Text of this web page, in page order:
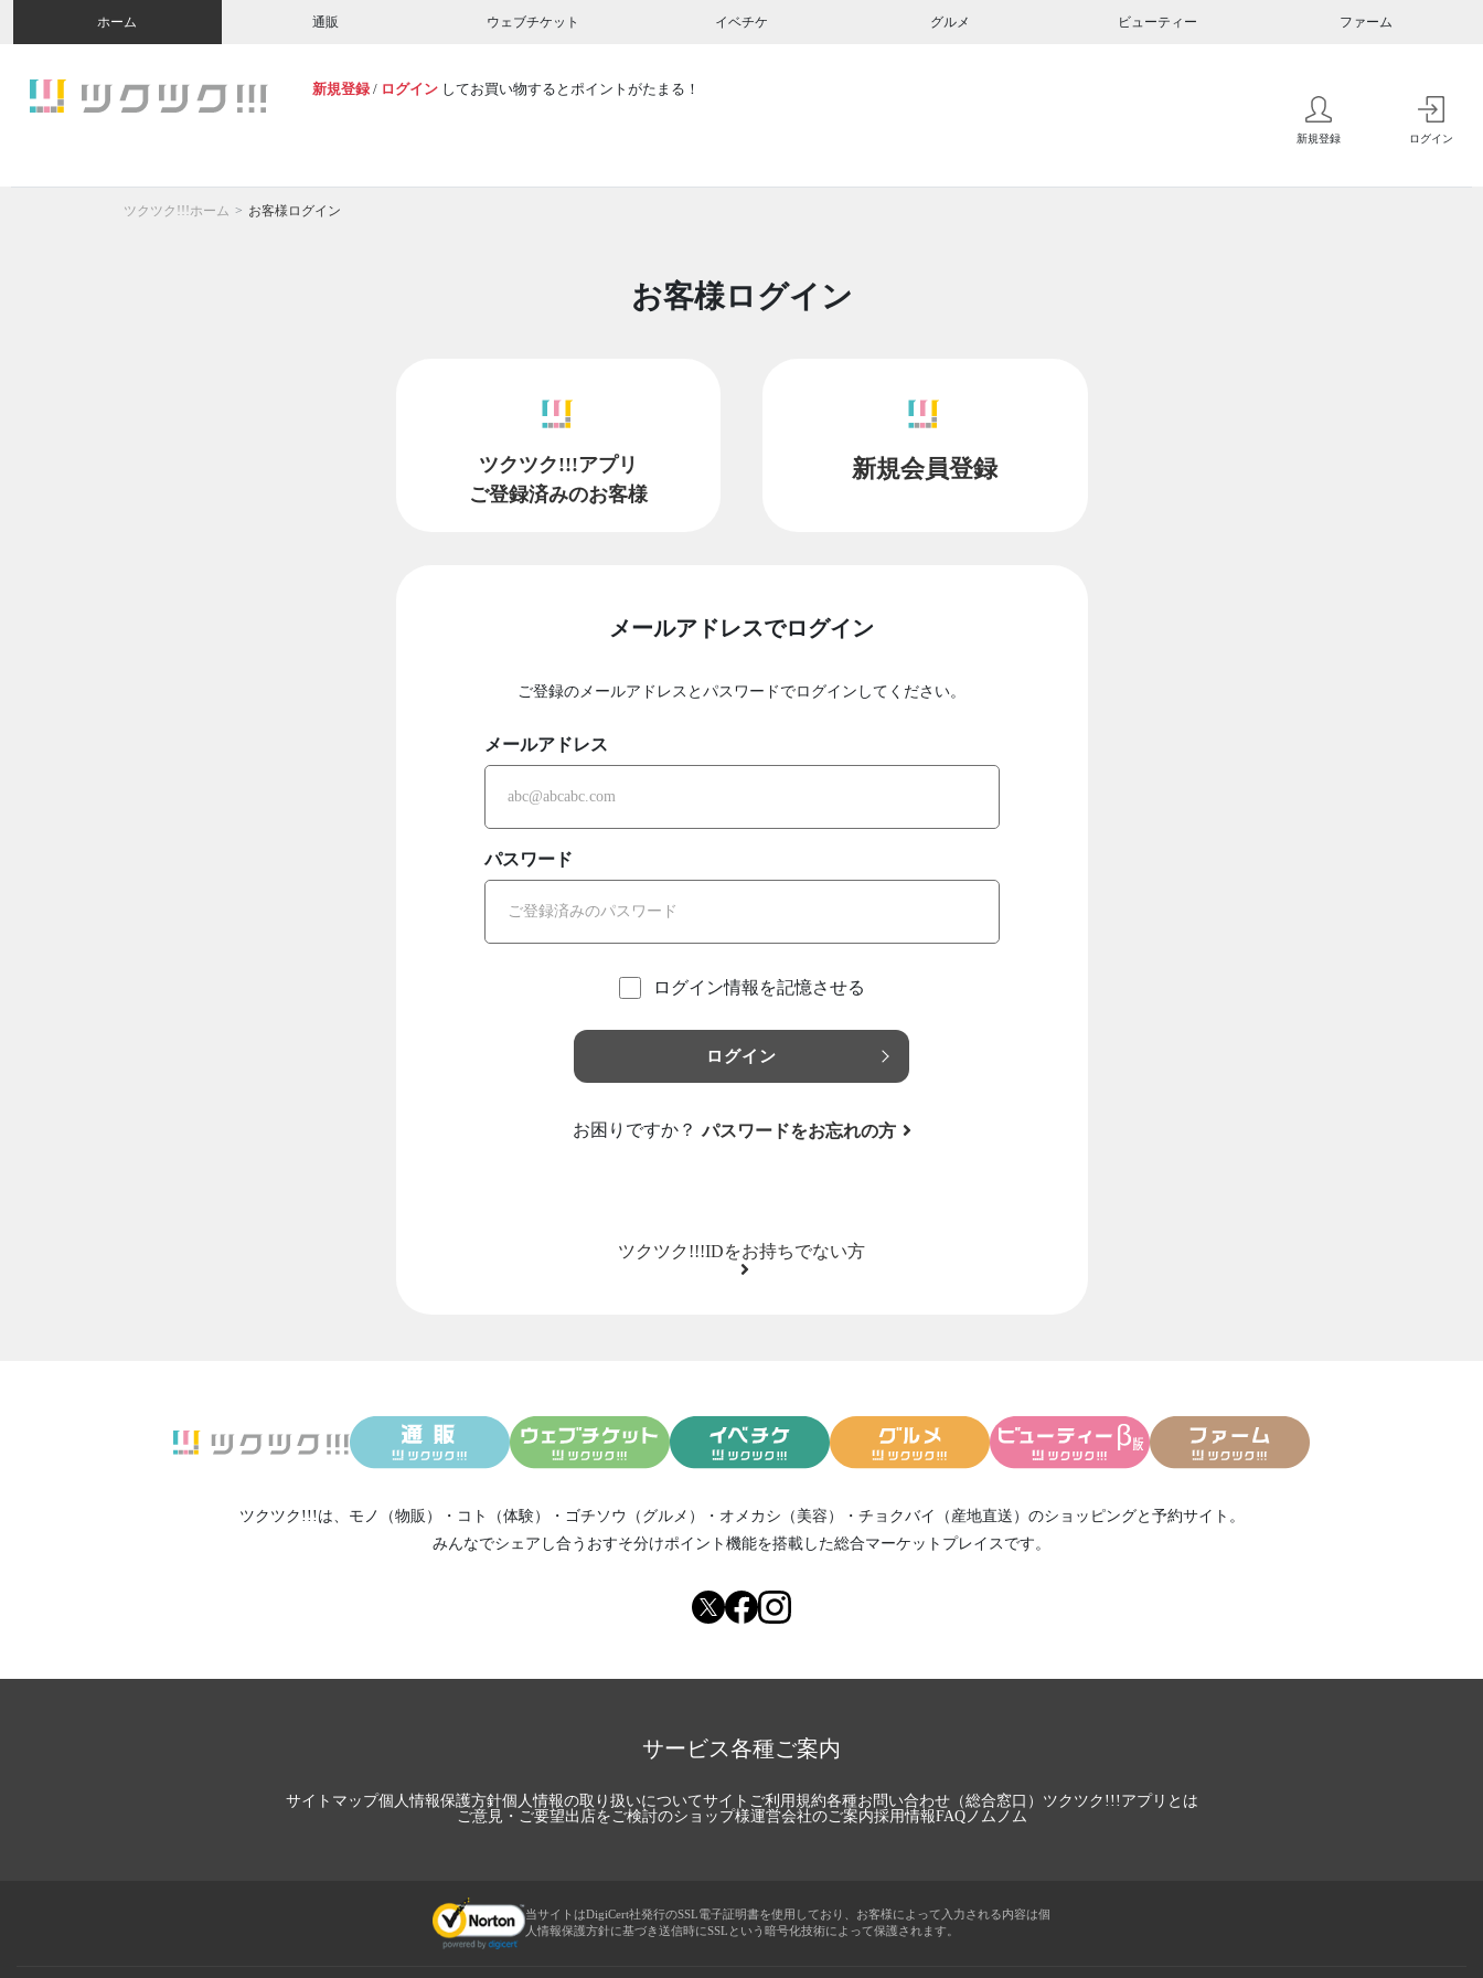
ホーム 通販 ウェブチケット イベチケ グルメ ビューティー ファーム
新規登録 / ログイン してお買い物するとポイントがたまる！
新規登録 ログイン
ツクツク!!!ホーム お客様ログイン
お客様ログイン
ツクツク!!!アプリ
ご登録済みのお客様
新規会員登録
メールアドレスでログイン
ご登録のメールアドレスとパスワードでログインしてください。
メールアドレス
パスワード
ログイン情報を記憶させる
ログイン
お困りですか？ パスワードをお忘れの方
ツクツク!!!IDをお持ちでない方
ツクツク!!!は、 モノ（物販） ・ コト（体験） ・ ゴチソウ（グルメ） ・ オメカシ（美容） ・ チョクバイ（産地直送） のショッピングと予約サイト。
みんなでシェアし合う おすそ分けポイント機能を搭載した総合マーケットプレイスです。
サービス各種ご案内
サイトマップ個人情報保護方針個人情報の取り扱いについてサイトご利用規約各種お問い合わせ（総合窓口） ツクツク!!!アプリとは
ご意見・ご要望出店をご検討のショップ様運営会社のご案内採用情報FAQノムノム
当サイトはDigiCert社発行のSSL電子証明書を使用しており、お客様によって入力される内容は個
人情報保護方針に基づき送信時にSSLという暗号化技術によって保護されます。